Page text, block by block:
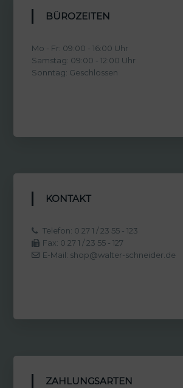
BÜROZEITEN
Mo - Fr: 09:00 - 16:00 Uhr
Samstag: 09:00 - 12:00 Uhr
Sonntag: Geschlossen
KONTAKT
Telefon: 0 27 1 / 23 55 - 123
Fax: 0 27 1 / 23 55 - 127
E-Mail: shop@walter-schneider.de
ZAHLUNGSARTEN